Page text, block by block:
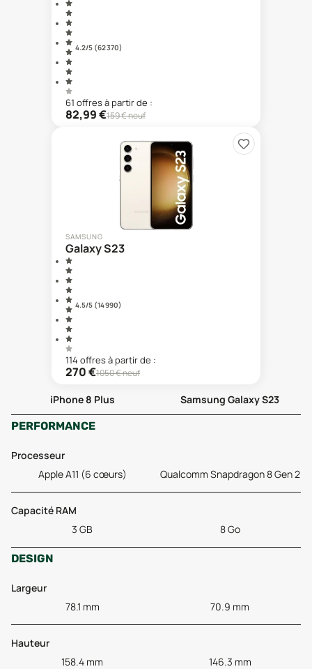
4.2/5 (62 370)
61 offresà partir de :
82,99€159€ neuf
SAMSUNG
Galaxy S23
4.5/5 (14 990)
114 offresà partir de :
270€1050€ neuf
iPhone 8 Plus
Samsung Galaxy S23
PERFORMANCE
Processeur
Apple A11 (6 cœurs)
Qualcomm Snapdragon 8 Gen 2
Capacité RAM
3 GB
8 Go
DESIGN
Largeur
78.1 mm
70.9 mm
Hauteur
158.4 mm
146.3 mm